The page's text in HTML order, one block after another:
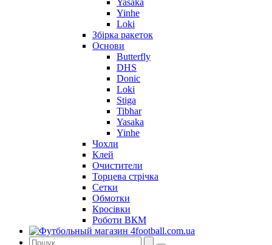
Yasaka
Yinhe
Loki
Збірка ракеток
Основи
Butterfly
DHS
Donic
Loki
Stiga
Tibhar
Yasaka
Yinhe
Чохли
Клей
Очистители
Торцева стрічка
Сетки
Обмотки
Кросівки
Роботи ВКМ